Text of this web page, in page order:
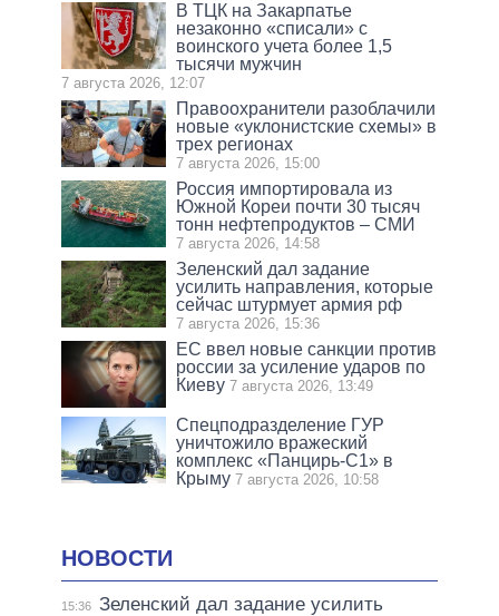
В ТЦК на Закарпатье
незаконно «списали» с
воинского учета более 1,5
тысячи мужчин
7 августа 2026, 12:07
Правоохранители разоблачили
новые «уклонистские схемы» в
трех регионах
7 августа 2026, 15:00
Россия импортировала из
Южной Кореи почти 30 тысяч
тонн нефтепродуктов – СМИ
7 августа 2026, 14:58
Зеленский дал задание
усилить направления, которые
сейчас штурмует армия рф
7 августа 2026, 15:36
ЕС ввел новые санкции против
россии за усиление ударов по
Киеву 7 августа 2026, 13:49
Спецподразделение ГУР
уничтожило вражеский
комплекс «Панцирь-С1» в
Крыму 7 августа 2026, 10:58
НОВОСТИ
15:36 Зеленский дал задание усилить